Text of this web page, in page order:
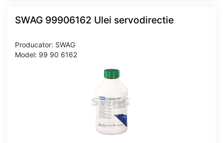
SWAG 99906162 Ulei servodirectie
Producator: SWAG
Model: 99 90 6162